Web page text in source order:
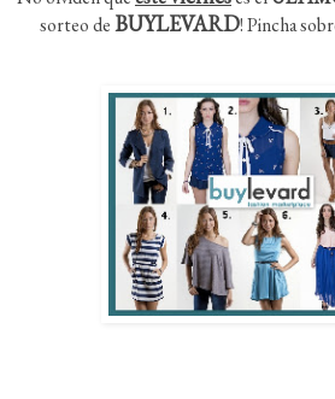
sorteo deBUYLEVARD! Pincha